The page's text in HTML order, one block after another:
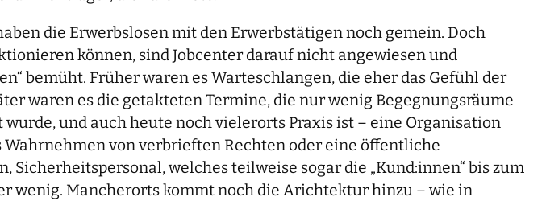
die Erwerbslosen mit den Erwerbstätigen noch gemein. Doch
können, sind Jobcenter darauf nicht angewiesen und
bemüht. Früher waren es Warteschlangen, die eher das Gefühl der
waren es die getakteten Termine, die nur wenig Begegnungsräume
und auch heute noch vielerorts Praxis ist – eine Organisation
von verbrieften Rechten oder eine öffentliche
welches teilweise sogar die „Kund:innen“ bis zum
wenig. Mancherorts kommt noch die Arichtektur hinzu – wie in